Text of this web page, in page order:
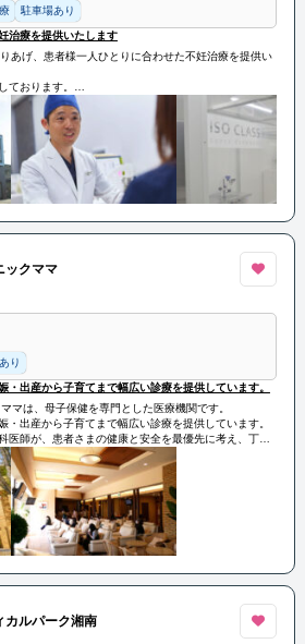
駐車場あり
治療を提供いたします
あげ、患者様一人ひとりに合わせた不妊治療を提供い
ております。
ちも進化していきます。
ックママ
り
・出産から子育てまで幅広い診療を提供しています。
マは、母子保健を専門とした医療機関です。
・出産から子育てまで幅広い診療を提供しています。
医師が、患者さまの健康と安全を最優先に考え、丁寧
供しています。
受けられるよう、親しみやすい雰囲気と快適な診療環
カルパーク湘南